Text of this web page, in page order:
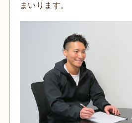
まいります。